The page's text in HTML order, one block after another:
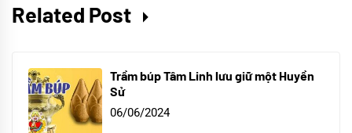
Related Post
Trầm búp Tâm Linh lưu giữ một Huyền
Sử
06/06/2024